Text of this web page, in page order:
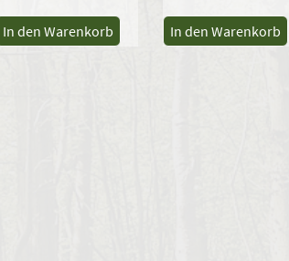
In den Warenkorb In den Warenkorb